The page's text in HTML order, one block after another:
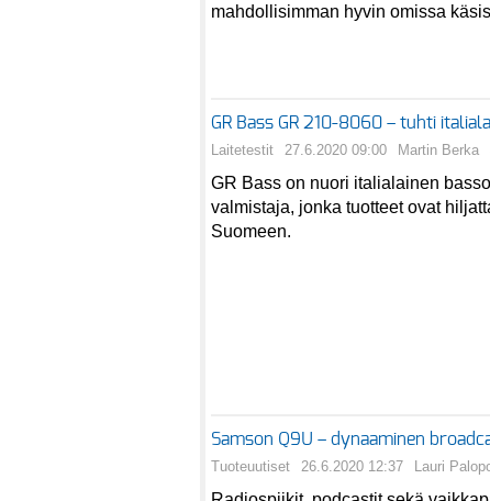
mahdollisimman hyvin omissa
GR Bass GR 210-8060 – tuhti
Laitetestit 27.6.2020 09:00 Martin Berka
GR Bass on nuori italialainen
valmistaja, jonka tuotteet ovat
Suomeen.
Samson Q9U – dynaaminen
Tuoteuutiset 26.6.2020 12:37 Lauri